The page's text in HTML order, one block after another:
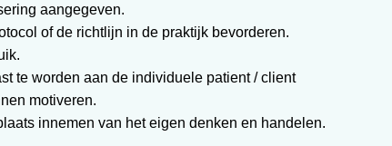
aangegeven.
of de richtlijn in de praktijk bevorderen.
te worden aan de individuele patient / client
motiveren.
innemen van het eigen denken en handelen.